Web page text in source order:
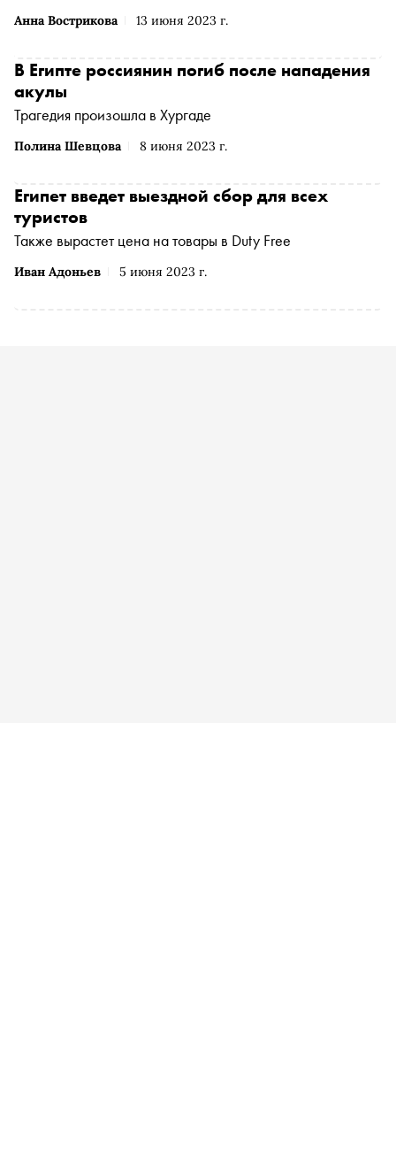
Анна Вострикова 13 июня 2023 г.
Полина Шевцова 8 июня 2023 г.
В Египте россиянин погиб после нападения
акулы
Трагедия произошла в Хургаде
Иван Адоньев 5 июня 2023 г.
Египет введет выездной сбор для всех
туристов
Также вырастет цена на товары в Duty Free